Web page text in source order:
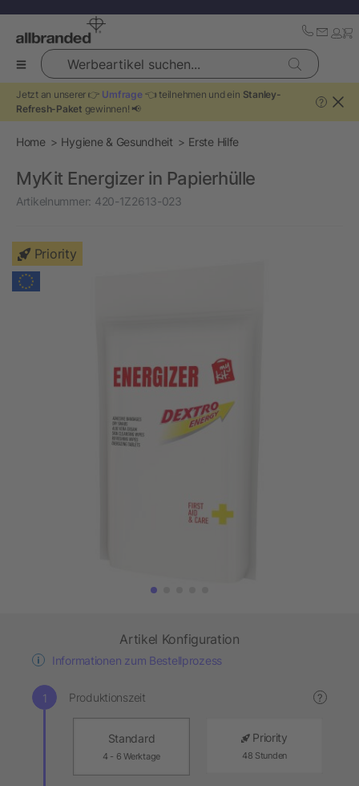
Werbeartikel suchen...
Jetzt an unserer 👉 Umfrage👈 teilnehmen und ein Stanley-
Refresh-Paket gewinnen! 📢
?
Home Hygiene & Gesundheit Erste Hilfe
MyKit Energizer in Papierhülle
Artikelnummer: 420-1Z2613-023
Priority
Artikel Konfiguration
Informationen zum Bestellprozess
Produktionszeit ?
Standard
4 - 6 Werktage
Priority
48 Stunden